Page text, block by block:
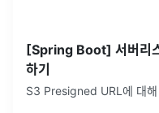
[Spring Boot] 서버리
하기
S3 Presigned URL에 대해